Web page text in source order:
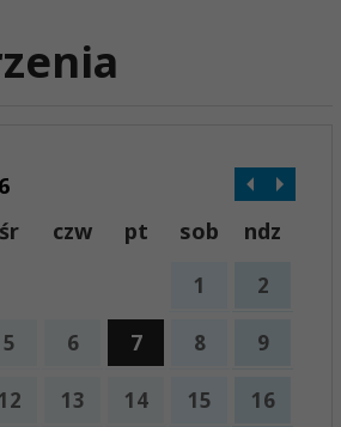
śr czw pt sob ndz
1 2
5 6 7 8 9
12 13 14 15 16